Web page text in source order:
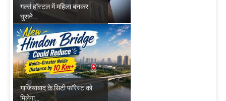
गर्ल्स हॉस्टल में महिला बनकर
घुसने...
गाजियाबाद के सिटी फॉरेस्ट को
मिलेगा...